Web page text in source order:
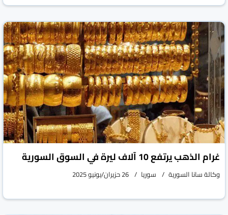
غرام الذهب يرتفع 10 آلاف ليرة في السوق السورية
وكالة سانا السورية سوريا 26 حزيران/يونيو 2025